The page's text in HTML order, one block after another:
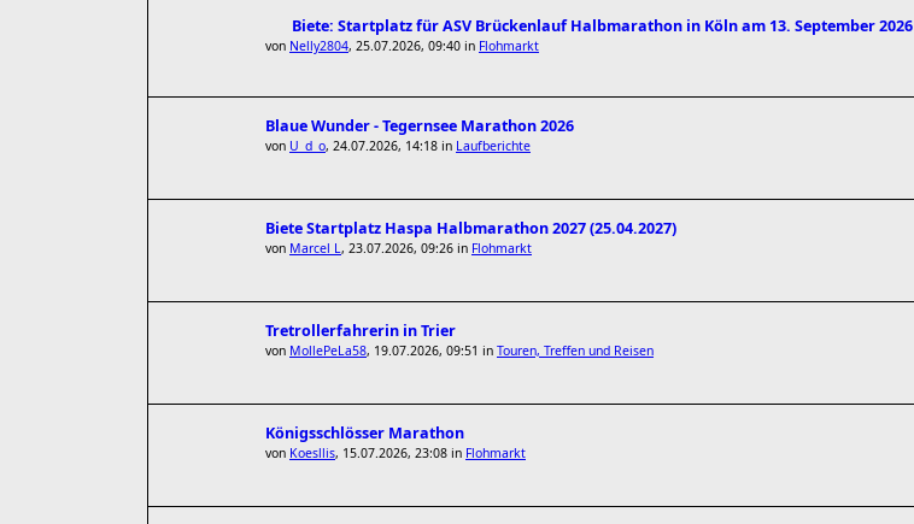
Biete: Startplatz für ASV Brückenlauf Halbmarathon in Köln am 13. September 2026
von Nelly2804, 25.07.2026, 09:40 in Flohmarkt
Blaue Wunder - Tegernsee Marathon 2026
von U_d_o, 24.07.2026, 14:18 in Laufberichte
Biete Startplatz Haspa Halbmarathon 2027 (25.04.2027)
von Marcel L, 23.07.2026, 09:26 in Flohmarkt
Tretrollerfahrerin in Trier
von MollePeLa58, 19.07.2026, 09:51 in Touren, Treffen und Reisen
Königsschlösser Marathon
von Koesllis, 15.07.2026, 23:08 in Flohmarkt